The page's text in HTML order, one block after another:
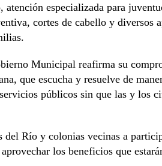
especializada para
cortes de cabello y diversos
Municipal reafirma su
que escucha y resuelve de
públicos sin que las y los
Río y colonias vecinas a
los beneficios que